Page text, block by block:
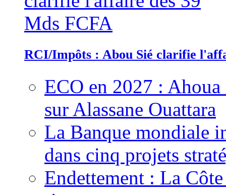
RCI/Impôts : Abou Sié clarifie
ECO en 2027 :
sur Alassane Ouattara
La Banque mondiale
dans cinq projets
Endettement : La